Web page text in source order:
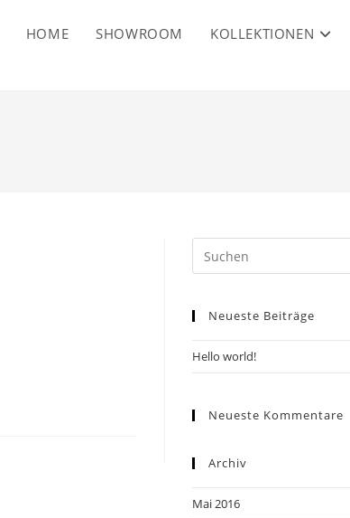
HOME SHOWROOM KOLLEKTIONEN
Neueste Beiträge
Hello world!
Neueste Kommentare
Archiv
Mai 2016